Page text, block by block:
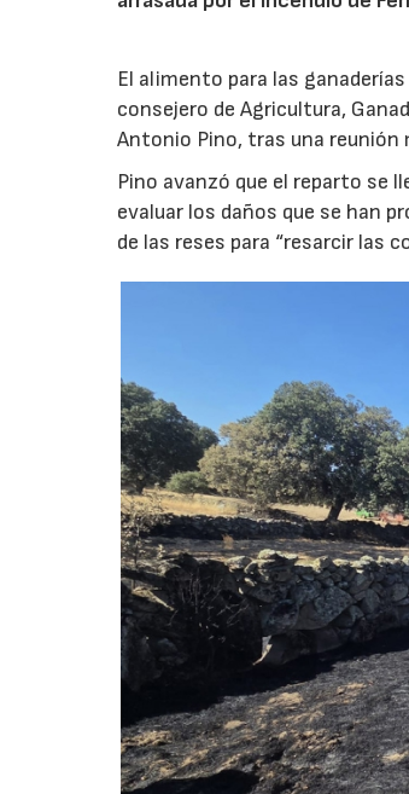
El alimento para las
consejero de Agricultura,
Antonio Pino, tras una reunión
Pino avanzó que el reparto se
evaluar los daños que se han
de las reses para “resarcir las